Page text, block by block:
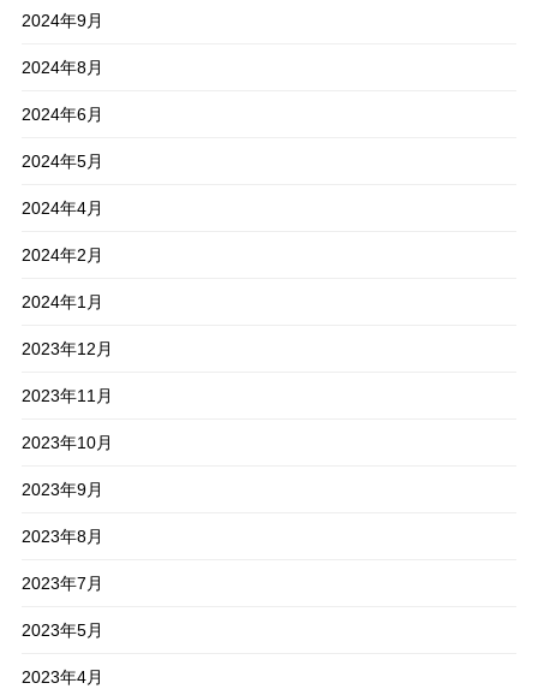
2024年9月
2024年8月
2024年6月
2024年5月
2024年4月
2024年2月
2024年1月
2023年12月
2023年11月
2023年10月
2023年9月
2023年8月
2023年7月
2023年5月
2023年4月